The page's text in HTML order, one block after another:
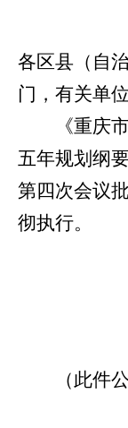
各区县（自
门，有关单位
《重庆
五年规划纲
第四次会议
彻执行。
（此件